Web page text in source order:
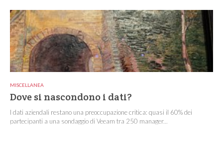
MISCELLANEA
Dove si nascondono i dati?
I dati aziendali restano una preoccupazione critica: quasi il 60% dei
partecipanti a una sondaggio di Veeam tra 250 manager...